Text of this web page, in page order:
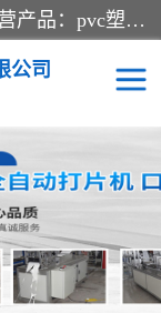
常州联宇机电自动化科技有限公司主营产品：pvc塑料焊机、高频热合机、软膜天花压边机、服装布料凹凸压花机、布料3d压印设备、服装植胶设备、超声波布料花边机、无纺布热合机、全自动压花机。
公司
合机
边机
机压标机